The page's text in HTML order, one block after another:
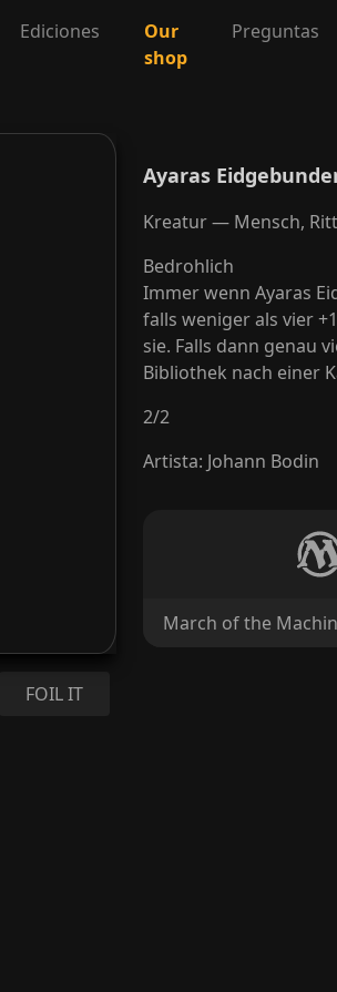
Ediciones
Our
shop
Preguntas
FOIL IT
Ayaras
Kreatur — Mensch,
Bedrohlich
Immer wenn Ayaras
falls weniger als vier
sie. Falls dann genau
Bibliothek nach einer
2/2
Artista: Johann Bodin
March of the